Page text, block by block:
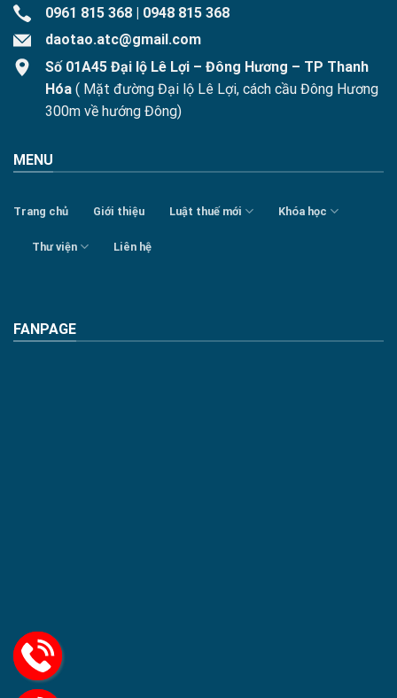
0961 815 368
0948 815 368
daotao.atc@gmail.com
Số 01A45 Đại lộ Lê Lợi – Đông Hương – TP Thanh
Hóa ( Mặt đường Đại lộ Lê Lợi, cách cầu Đông Hương
300m về hướng Đông)
MENU
Trang chủ Giới thiệu Luật thuế mới Khóa học
Thư viện Liên hệ
FANPAGE